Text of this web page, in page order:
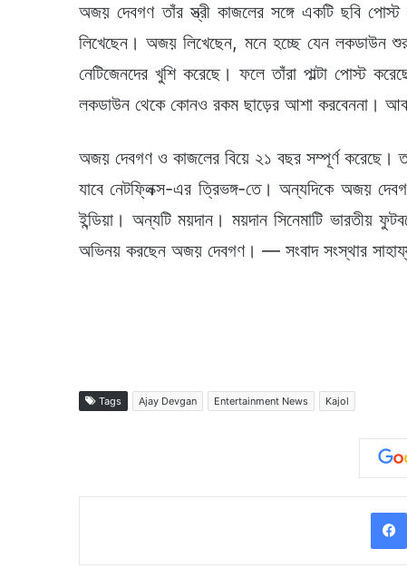
অজয় দেবগণ তাঁর স্ত্রী কাজলের সঙ্গে একটি ছবি
লিখেছেন। অজয় লিখেছেন, মনে হচ্ছে যেন লকডাউন
নেটিজেনদের খুশি করেছে। ফলে তাঁরা পাল্টা পোস্ট
লকডাউন থেকে কোনও রকম ছাড়ের আশা করবেননা।
অজয় দেবগণ ও কাজলের বিয়ে ২১ বছর সম্পূর্ণ করেছে।
যাবে নেটফ্লিক্স-এর ত্রিভঙ্গ-তে। অন্যদিকে অজয়
ইন্ডিয়া। অন্যটি ময়দান। ময়দান সিনেমাটি ভারতীয়
অভিনয় করছেন অজয় দেবগণ। — সংবাদ সংস্থার
Tags Ajay Devgan Entertainment News Kajol